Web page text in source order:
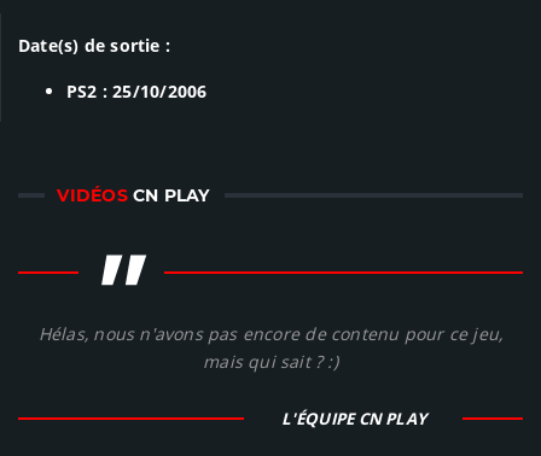
Date(s) de sortie :
PS2 : 25/10/2006
VIDÉOSCN PLAY
"
Hélas, nous n'avons pas encore de contenu pour ce jeu,
mais qui sait ? :)
L'ÉQUIPE CN PLAY